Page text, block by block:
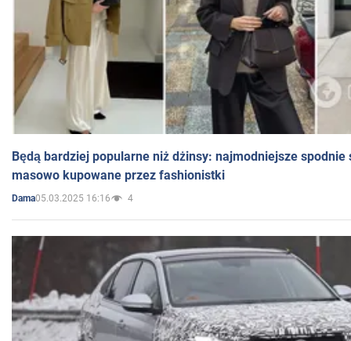
Będą bardziej popularne niż dżinsy: najmodniejsze spodnie
masowo kupowane przez fashionistki
Dama05.03.2025 16:16 4